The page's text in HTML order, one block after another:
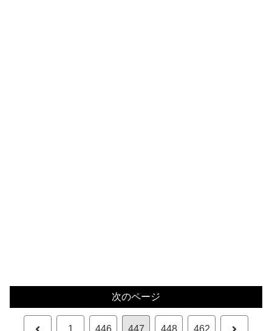
次のページ
前 次